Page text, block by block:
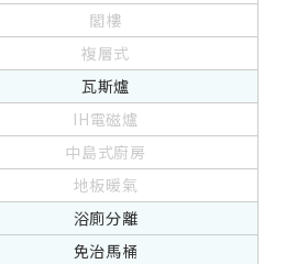
閣樓
複層式
瓦斯爐
IH電磁爐
中島式廚房
地板暖氣
浴廁分離
免治馬桶